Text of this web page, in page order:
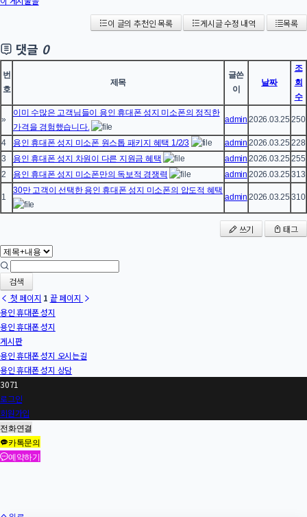
이 글의 추천인 목록
게시글 수정 내역 목록
댓글 0
번
호
제목
글쓴
이
날짜
조
회
수
»
이미 수많은 고객님들이 용인 휴대폰 성지 미소폰의 정직한
가격을 경험했습니다.
admin 2026.03.25 250
4 용인 휴대폰 성지 미소폰 원스톱 패키지 혜택 1/2/3 admin 2026.03.25 228
3
용인 휴대폰 성지 차원이 다른 지원금 혜택 admin 2026.03.25 255
2
용인 휴대폰 성지 미소폰만의 독보적 경쟁력 admin 2026.03.25 313
1
30만 고객이 선택한 용인 휴대폰 성지 미소폰의 압도적 혜택
admin 2026.03.25 310
쓰기 태그
검색
첫 페이지 1 끝 페이지
용인 휴대폰 성지
용인 휴대폰 성지
게시판
용인 휴대폰 성지 오시는길
용인 휴대폰 성지 상담
3071
로그인
회원가입
전화연결
카톡문의
예약하기